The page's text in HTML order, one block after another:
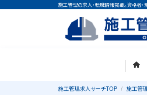
施工管理の求人・転職情報掲載。資格者
施工管理求人サーチTOP 施工管